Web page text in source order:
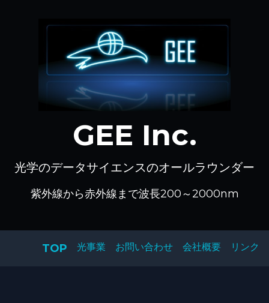
GEE Inc.
光学のデータサイエンスのオールラウンダー
紫外線から赤外線まで波長200～2000nm
TOP 光事業 お問い合わせ 会社概要 リンク